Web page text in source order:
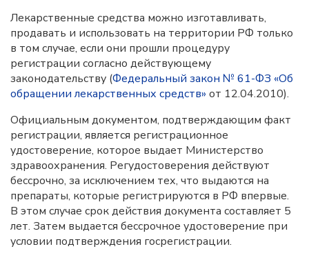
Лекарственные средства можно изготавливать,
продавать и использовать на территории РФ только
в том случае, если они прошли процедуру
регистрации согласно действующему
законодательству (Федеральный закон № 61-ФЗ «Об
обращении лекарственных средств» от 12.04.2010).
Официальным документом, подтверждающим факт
регистрации, является регистрационное
удостоверение, которое выдает Министерство
здравоохранения. Регудостоверения действуют
бессрочно, за исключением тех, что выдаются на
препараты, которые регистрируются в РФ впервые.
В этом случае срок действия документа составляет 5
лет. Затем выдается бессрочное удостоверение при
условии подтверждения госрегистрации.